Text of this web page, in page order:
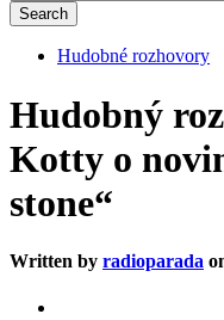
Hudobné rozhovory
Hudobný
Kotty o
stone“
Written by radioparada